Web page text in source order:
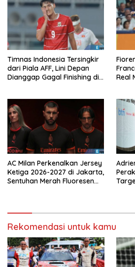
Timnas Indonesia Tersingkir
dari Piala AFF, Lini Depan
Dianggap Gagal Finishing di
Real
AC Milan Perkenalkan Jersey
Ketiga 2026-2027 di Jakarta,
Sentuhan Merah Fluoresen
Rekomendasi untuk kamu